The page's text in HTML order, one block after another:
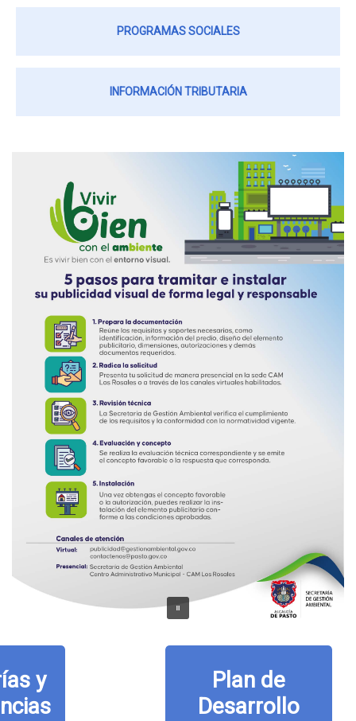
PROGRAMAS SOCIALES
INFORMACIÓN TRIBUTARIA
Desarrollo